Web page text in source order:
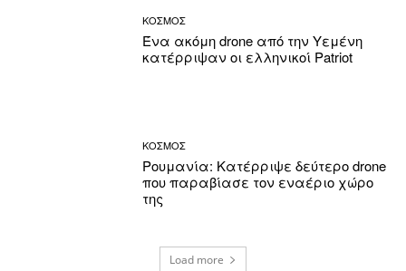
ΚΟΣΜΟΣ
Ένα ακόμη drone από την Υεμένη
κατέρριψαν οι ελληνικοί Patriot
ΚΟΣΜΟΣ
Ρουμανία: Κατέρριψε δεύτερο drone
που παραβίασε τον εναέριο χώρο
της
Load more